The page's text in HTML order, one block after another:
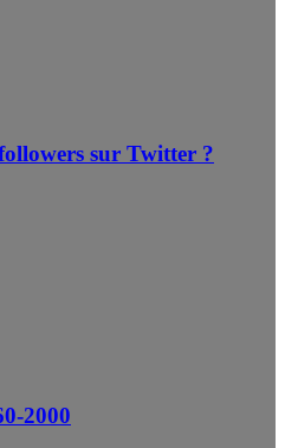
sur Twitter ?
2000